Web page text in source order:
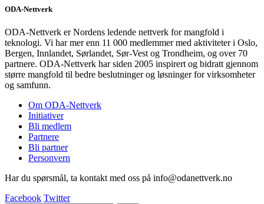
ODA-Nettverk
ODA-Nettverk er Nordens ledende nettverk for mangfold i
teknologi. Vi har mer enn 11 000 medlemmer med aktiviteter i Oslo,
Bergen, Innlandet, Sørlandet, Sør-Vest og Trondheim, og over 70
partnere. ODA-Nettverk har siden 2005 inspirert og bidratt gjennom
større mangfold til bedre beslutninger og løsninger for virksomheter
og samfunn.
Om ODA-Nettverk
Initiativer
Bli medlem
Partnere
Bli partner
Personvern
Har du spørsmål, ta kontakt med oss på info@odanettverk.no
Facebook Twitter